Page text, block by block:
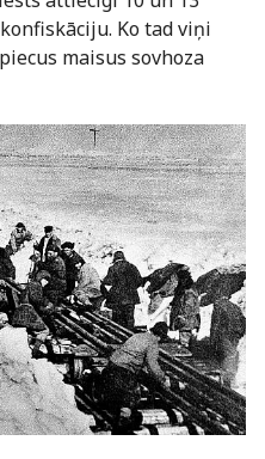
Ko tad viņi
maisus sovhoza